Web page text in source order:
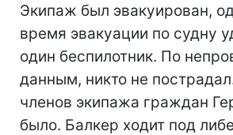
Экипаж был эвакуирован,
время эвакуации по судну
один беспилотник. По
данным, никто не
членов экипажа граждан
было. Балкер ходит под